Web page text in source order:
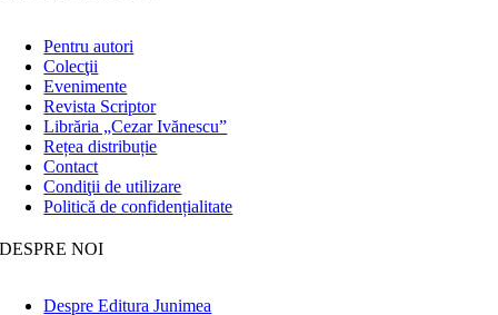
Pentru autori
Colecţii
Evenimente
Revista Scriptor
Librăria „Cezar Ivănescu”
Rețea distribuție
Contact
Condiţii de utilizare
Politică de confidențialitate
DESPRE NOI
Despre Editura Junimea